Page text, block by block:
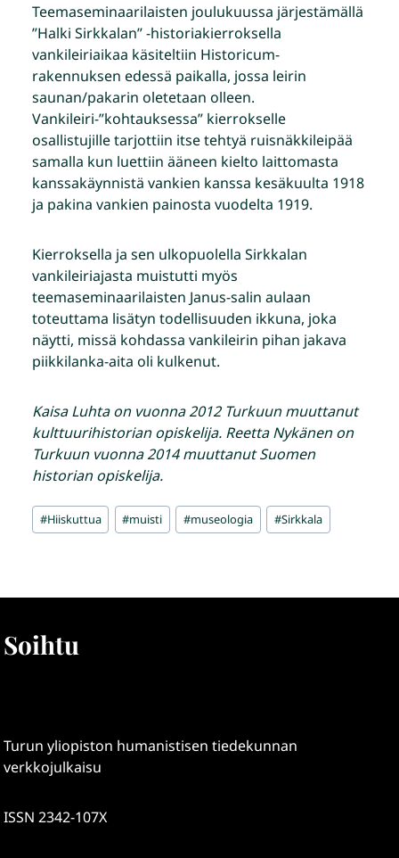
Teemaseminaarilaisten joulukuussa järjestämällä
”Halki Sirkkalan” -historiakierroksella
vankileiriaikaa käsiteltiin Historicum-
rakennuksen edessä paikalla, jossa leirin
saunan/pakarin oletetaan olleen.
Vankileiri-”kohtauksessa” kierrokselle
osallistujille tarjottiin itse tehtyä ruisnäkkileipää
samalla kun luettiin ääneen kielto laittomasta
kanssakäynnistä vankien kanssa kesäkuulta 1918
ja pakina vankien painosta vuodelta 1919.
Kierroksella ja sen ulkopuolella Sirkkalan
vankileiriajasta muistutti myös
teemaseminaarilaisten Janus-salin aulaan
toteuttama lisätyn todellisuuden ikkuna, joka
näytti, missä kohdassa vankileirin pihan jakava
piikkilanka-aita oli kulkenut.
Kaisa Luhta on vuonna 2012 Turkuun muuttanut
kulttuurihistorian opiskelija. Reetta Nykänen on
Turkuun vuonna 2014 muuttanut Suomen
historian opiskelija.
Avainsanat:
#Hiiskuttua #muisti #museologia #Sirkkala
Soihtu
Turun yliopiston humanistisen tiedekunnan
verkkojulkaisu
ISSN 2342-107X